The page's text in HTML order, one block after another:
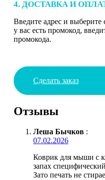
4. ДОСТАВКА И
Введите адрес и выберите
у вас есть промокод,
промокода.
Сделать заказ
Отзывы
Леша Бычков :
07.02.2026
Коврик для мыши с
запах
Зато печать не